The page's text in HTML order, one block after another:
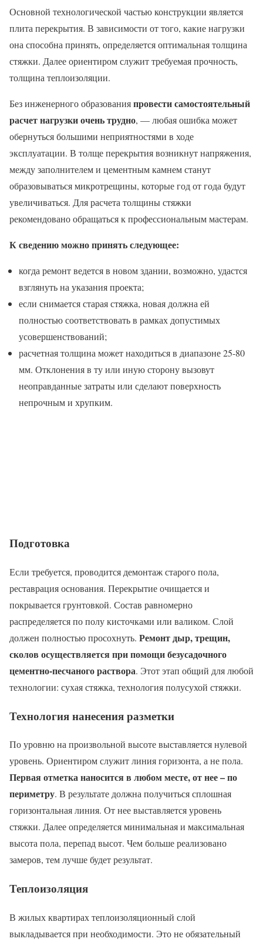
Основной технологической частью конструкции является
плита перекрытия. В зависимости от того, какие нагрузки
она способна принять, определяется оптимальная толщина
стяжки. Далее ориентиром служит требуемая прочность,
толщина теплоизоляции.
Без инженерного образованияпровести самостоятельный
расчет нагрузки очень трудно, — любая ошибка может
обернуться большими неприятностями в ходе
эксплуатации. В толще перекрытия возникнут напряжения,
между заполнителем и цементным камнем станут
образовываться микротрещины, которые год от года будут
увеличиваться. Для расчета толщины стяжки
рекомендовано обращаться к профессиональным мастерам.
К сведению можно принять следующее:
когда ремонт ведется в новом здании, возможно, удастся
взглянуть на указания проекта;
если снимается старая стяжка, новая должна ей
полностью соответствовать в рамках допустимых
усовершенствований;
расчетная толщина может находиться в диапазоне 25-80
мм. Отклонения в ту или иную сторону вызовут
неоправданные затраты или сделают поверхность
непрочным и хрупким.
Подготовка
Если требуется, проводится демонтаж старого пола,
реставрация основания. Перекрытие очищается и
покрывается грунтовкой. Состав равномерно
распределяется по полу кисточками или валиком. Слой
должен полностью просохнуть. Ремонт дыр, трещин,
сколов осуществляется при помощи безусадочного
цементно-песчаного раствора. Этот этап общий для любой
технологии: сухая стяжка, технология полусухой стяжки.
Технология нанесения разметки
По уровню на произвольной высоте выставляется нулевой
уровень. Ориентиром служит линия горизонта, а не пола.
Первая отметка наносится в любом месте, от нее – по
периметру. В результате должна получиться сплошная
горизонтальная линия. От нее выставляется уровень
стяжки. Далее определяется минимальная и максимальная
высота пола, перепад высот. Чем больше реализовано
замеров, тем лучше будет результат.
Теплоизоляция
В жилых квартирах теплоизоляционный слой
выкладывается при необходимости. Это не обязательный